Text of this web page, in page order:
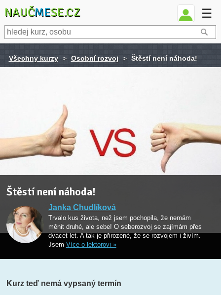
NAUČMESE.CZ ☰
Všechny kurzy > Osobní rozvoj > Štěstí není náhoda!
Štěstí není náhoda!
Janka Chudlíková
Trvalo kus života, než jsem pochopila, že nemám
měnit druhé, ale sebe! O seberozvoj se zajímám přes
dvacet let. A tak je přirozené, že se rozvojem i živím.
Jsem Více o lektorovi »
Kurz teď nemá vypsaný termín